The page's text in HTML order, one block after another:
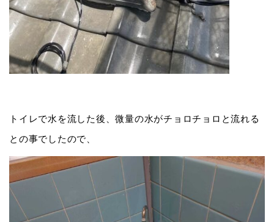
トイレで水を流した後、微量の水がチョロチョロと流れる
との事でしたので、